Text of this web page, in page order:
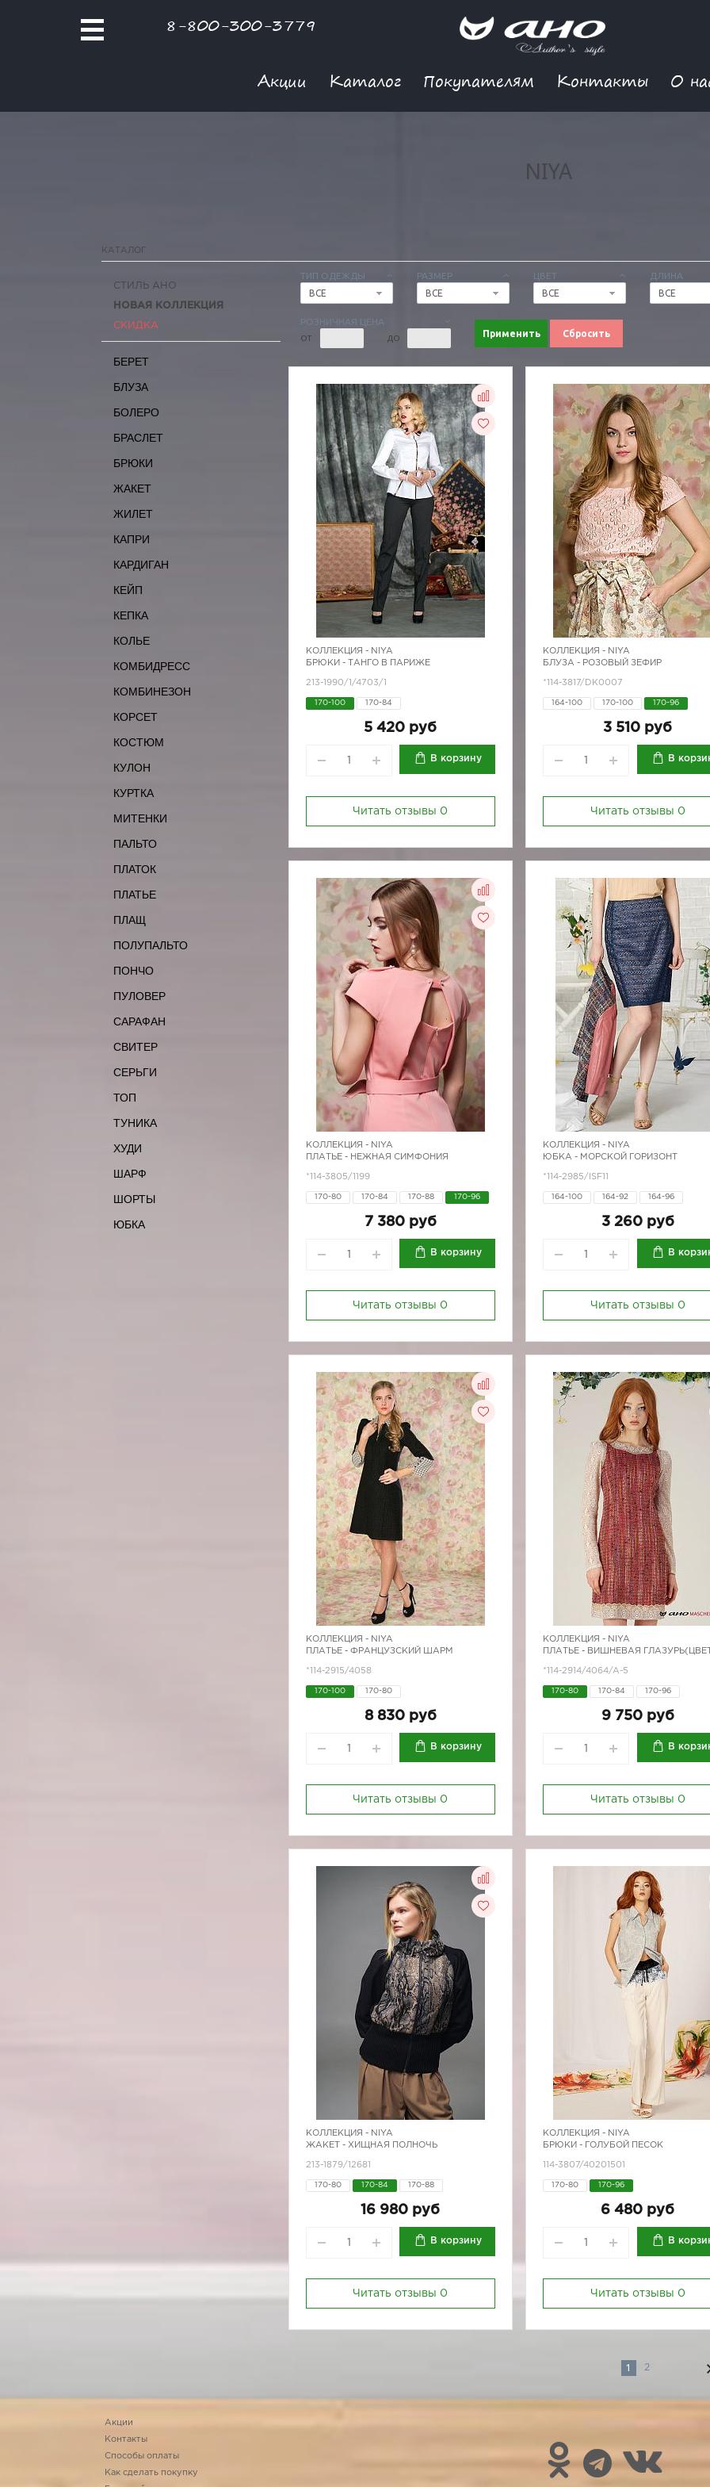
8-800-300-3779
Акции Каталог Покупателям Контакты О
NIYA
КАТАЛОГ
ТИП ОДЕЖДЫ
ВСЕ
РАЗМЕР
ВСЕ
ЦВЕТ
ВСЕ
ДЛИНА
ВСЕ
РОЗНИЧНАЯ ЦЕНА
ОТ ДО Применить Сбросить
СТИЛЬ АНО
НОВАЯ КОЛЛЕКЦИЯ
СКИДКА
БЕРЕТ
БЛУЗА
БОЛЕРО
БРАСЛЕТ
БРЮКИ
ЖАКЕТ
ЖИЛЕТ
КАПРИ
КАРДИГАН
КЕЙП
КЕПКА
КОЛЬЕ
КОМБИДРЕСС
КОМБИНЕЗОН
КОРСЕТ
КОСТЮМ
КУЛОН
КУРТКА
МИТЕНКИ
ПАЛЬТО
ПЛАТОК
ПЛАТЬЕ
ПЛАЩ
ПОЛУПАЛЬТО
ПОНЧО
ПУЛОВЕР
САРАФАН
СВИТЕР
СЕРЬГИ
ТОП
ТУНИКА
ХУДИ
ШАРФ
ШОРТЫ
ЮБКА
КОЛЛЕКЦИЯ - NIYA
БРЮКИ - ТАНГО В ПАРИЖЕ
213-1990/1/4703/1
170-100 170-84
5 420 руб
В корзину
Читать отзывы 0
КОЛЛЕКЦИЯ - NIYA
БЛУЗА - РОЗОВЫЙ ЗЕФИР
*114-3817/DK0007
164-100 170-100 170-96
3 510 руб
В
Читать отзывы 0
КОЛЛЕКЦИЯ - NIYA
ПЛАТЬЕ - НЕЖНАЯ СИМФОНИЯ
*114-3805/1199
170-80 170-84 170-88 170-96
7 380 руб
В корзину
Читать отзывы 0
КОЛЛЕКЦИЯ - NIYA
ЮБКА - МОРСКОЙ ГОРИЗОНТ
*114-2985/ISF11
164-100 164-92 164-96
170-96
3 260 руб
В
Читать отзывы 0
КОЛЛЕКЦИЯ - NIYA
ПЛАТЬЕ - ФРАНЦУЗСКИЙ ШАРМ
*114-2915/4058
170-100 170-80
8 830 руб
В корзину
Читать отзывы 0
КОЛЛЕКЦИЯ - NIYA
ПЛАТЬЕ - ВИШНЕВАЯ
*114-2914/4064/A-5
170-80 170-84 170-96
9 750 руб
В
Читать отзывы 0
КОЛЛЕКЦИЯ - NIYA
ЖАКЕТ - ХИЩНАЯ ПОЛНОЧЬ
213-1879/12681
170-80 170-84 170-88
16 980 руб
В корзину
Читать отзывы 0
КОЛЛЕКЦИЯ - NIYA
БРЮКИ - ГОЛУБОЙ ПЕСОК
114-3807/40201501
170-80 170-96
6 480 руб
В
Читать отзывы 0
1 2
Акции
Контакты
Способы оплаты
Как сделать покупку